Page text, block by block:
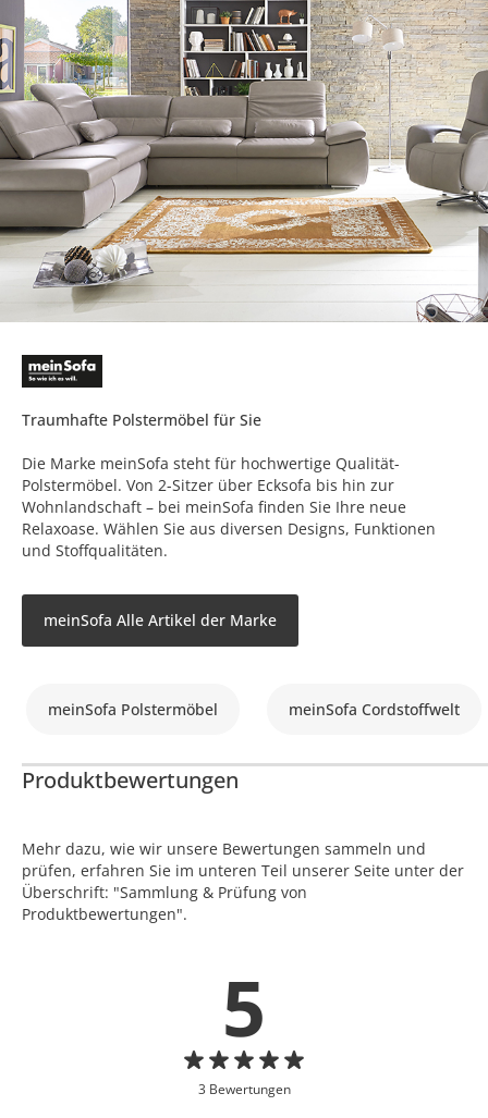
Traumhafte Polstermöbel für Sie
Die Marke meinSofa steht für hochwertige Qualität-
Polstermöbel. Von 2-Sitzer über Ecksofa bis hin zur
Wohnlandschaft – bei meinSofa finden Sie Ihre neue
Relaxoase. Wählen Sie aus diversen Designs, Funktionen
und Stoffqualitäten.
meinSofa Alle Artikel der Marke
meinSofa Polstermöbel meinSofa Cordstoffwelt
Produktbewertungen
Mehr dazu, wie wir unsere Bewertungen sammeln und
prüfen, erfahren Sie im unteren Teil unserer Seite unter der
Überschrift: "Sammlung & Prüfung von
Produktbewertungen".
5
3 Bewertungen